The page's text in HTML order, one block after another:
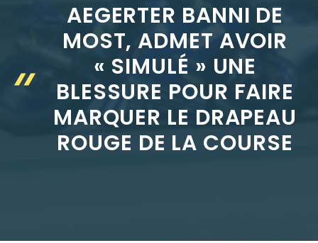
AEGERTER BANNI DE
MOST, ADMET AVOIR
« SIMULÉ » UNE
BLESSURE POUR FAIRE
MARQUER LE DRAPEAU
ROUGE DE LA COURSE